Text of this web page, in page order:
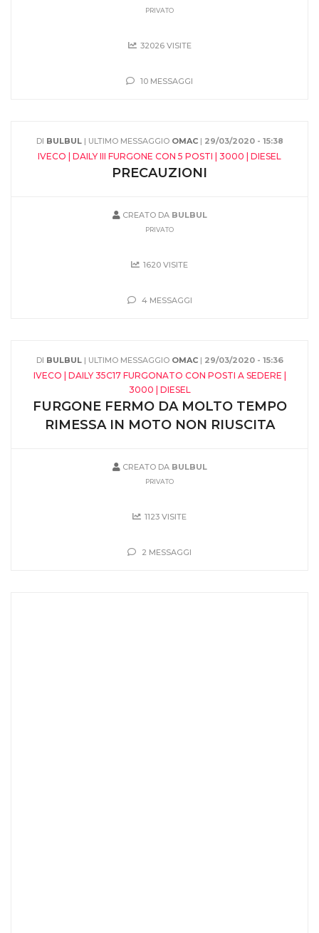
PRIVATO
32026 VISITE
10 MESSAGGI
DI BULBUL| ULTIMO MESSAGGIO OMAC | 29/03/2020 - 15:38
IVECO | DAILY III FURGONE CON 5 POSTI | 3000 | DIESEL
PRECAUZIONI
CREATO DA BULBUL
PRIVATO
1620 VISITE
4 MESSAGGI
DI BULBUL| ULTIMO MESSAGGIO OMAC | 29/03/2020 - 15:36
IVECO | DAILY 35C17 FURGONATO CON POSTI A SEDERE |
3000 | DIESEL
FURGONE FERMO DA MOLTO TEMPO
RIMESSA IN MOTO NON RIUSCITA
CREATO DA BULBUL
PRIVATO
1123 VISITE
2 MESSAGGI